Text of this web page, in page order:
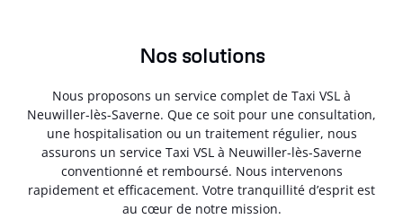
Nos solutions
Nous proposons un service complet de Taxi VSL à
Neuwiller-lès-Saverne. Que ce soit pour une consultation,
une hospitalisation ou un traitement régulier, nous
assurons un service Taxi VSL à Neuwiller-lès-Saverne
conventionné et remboursé. Nous intervenons
rapidement et efficacement. Votre tranquillité d’esprit est
au cœur de notre mission.